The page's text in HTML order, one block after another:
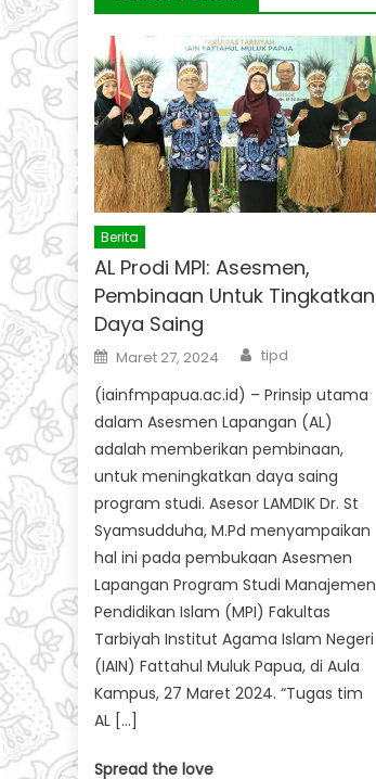
Berita
AL Prodi MPI: Asesmen,
Pembinaan Untuk Tingkatkan
Daya Saing
Posted
on
Maret 27, 2024 Author
tipd
(iainfmpapua.ac.id) – Prinsip utama
dalam Asesmen Lapangan (AL)
adalah memberikan pembinaan,
untuk meningkatkan daya saing
program studi. Asesor LAMDIK Dr. St
Syamsudduha, M.Pd menyampaikan
hal ini pada pembukaan Asesmen
Lapangan Program Studi Manajemen
Pendidikan Islam (MPI) Fakultas
Tarbiyah Institut Agama Islam Negeri
(IAIN) Fattahul Muluk Papua, di Aula
Kampus, 27 Maret 2024. “Tugas tim
AL […]
Spread the love